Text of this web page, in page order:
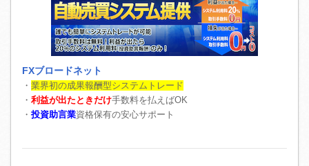
FXブロードネット
・ 業界初の成果報酬型システムトレード
・ 利益が出たときだけ手数料を払えばOK
・ 投資助言業資格保有の安心サポート